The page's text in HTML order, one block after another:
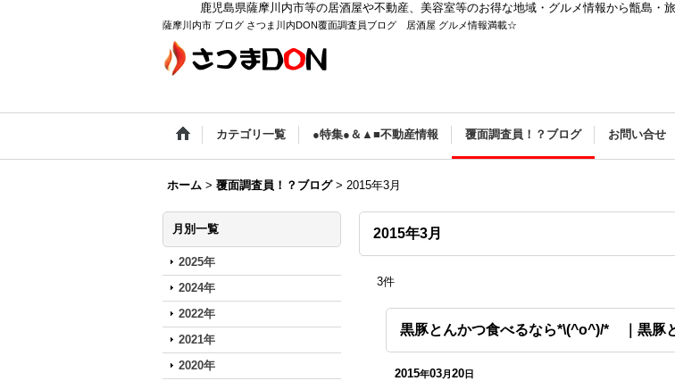
鹿児島県薩摩川内市等の居酒屋や不動産、美容室等のお得な地域・グルメ情報から甑島・
薩摩川内市 ブログ さつま川内DON覆面調査員ブログ 居酒屋 グルメ情報満載☆
カテゴリ一覧 ●特集●＆▲■不動産情報 覆面調査員！？ブログ お問い合せ
ホーム > 覆面調査員！？ブログ > 2015年3月
月別一覧
2025年
2024年
2022年
2021年
2020年
2015年3月
3件
黒豚とんかつ食べるなら*\(^o^)/* ｜黒豚
2015年03月20日